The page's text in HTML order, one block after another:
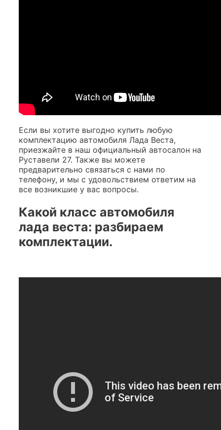
Если вы хотите выгодно купить любую
комплектацию автомобиля Лада Веста,
приезжайте в наш официальный автосалон на
Руставели 27. Также вы можете
предварительно связаться с нами по
телефону, и мы с удовольствием ответим на
все возникшие у вас вопросы.
Какой класс автомобиля
лада веста: разбираем
комплектации.